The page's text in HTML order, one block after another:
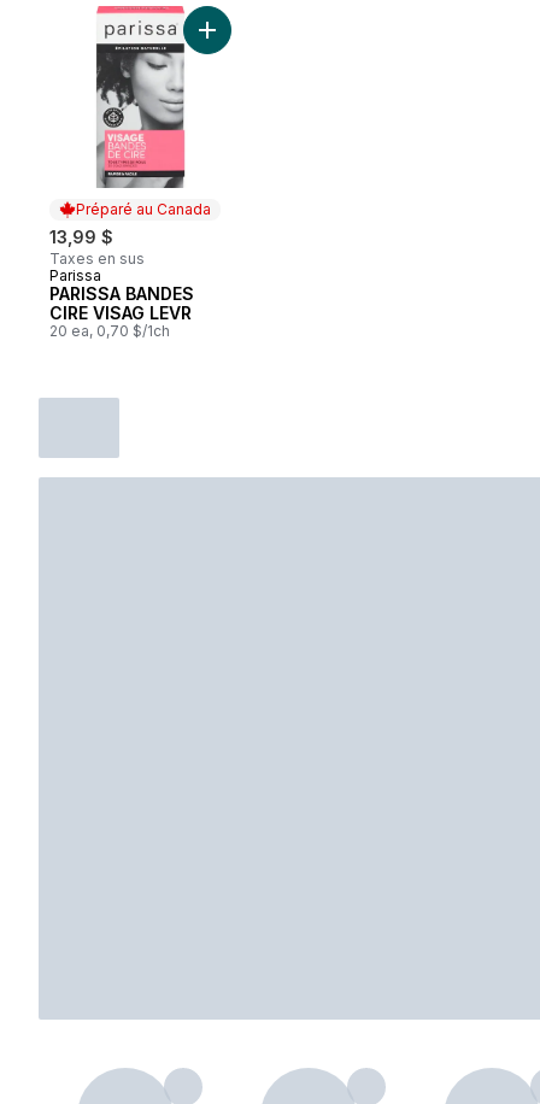
Préparé au Canada
13,99 $
Taxes en sus
Préparé au Canada
Parissa
PARISSA BANDES
CIRE VISAG LEVR
20 ea, 0,70 $/1ch
Ajouter PARISSA BANDES CIRE VISAG